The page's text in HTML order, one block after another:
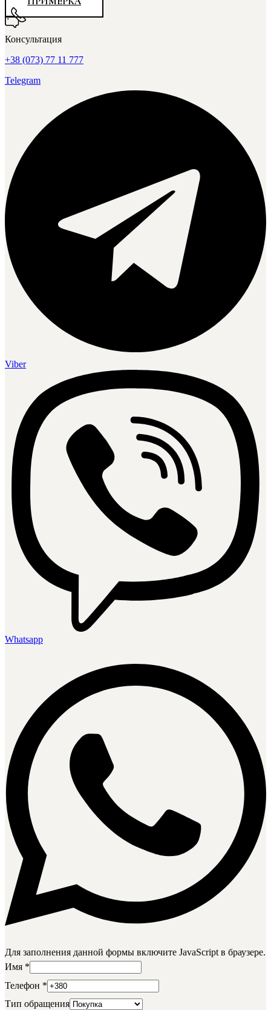
Консультация
+38 (073) 77 11 777
Telegram
Viber
Whatsapp
Для заполнения данной формы включите JavaScript в браузере.
Имя *
Телефон *
Тип обращения